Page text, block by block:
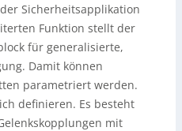
Sicherheitsapplikation
Funktion stellt der
für generalisierte,
Damit können
parametriert werden.
definieren. Es besteht
mit